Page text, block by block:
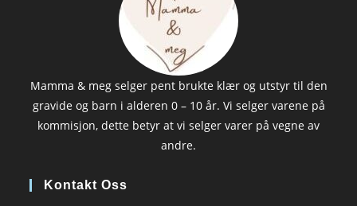
Mamma & meg selger pent brukte klær og utstyr til den
gravide og barn i alderen 0 – 10 år. Vi selger varene på
kommisjon, dette betyr at vi selger varer på vegne av
andre.
Kontakt Oss